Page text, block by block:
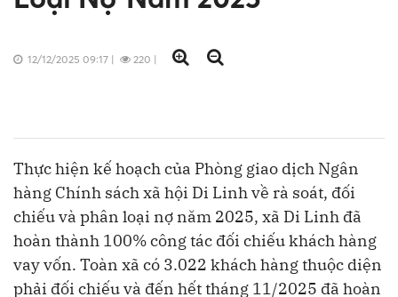
12/12/2025 09:17 | 220 |
Thực hiện kế hoạch của Phòng giao dịch Ngân
hàng Chính sách xã hội Di Linh về rà soát, đối
chiếu và phân loại nợ năm 2025, xã Di Linh đã
hoàn thành 100% công tác đối chiếu khách hàng
vay vốn. Toàn xã có 3.022 khách hàng thuộc diện
phải đối chiếu và đến hết tháng 11/2025 đã hoàn